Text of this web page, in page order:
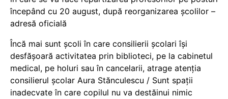
începând cu 20 august, după reorganizarea școlilor –
adresă oficială
Încă mai sunt școli în care consilierii școlari își
desfășoară activitatea prin biblioteci, pe la cabinetul
medical, pe holuri sau în cancelarii, atrage atenția
consilierul școlar Aura Stănculescu / Sunt spații
inadecvate în care copilul nu va destăinui nimic